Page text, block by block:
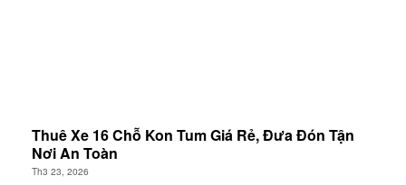
Thuê Xe 16 Chỗ Kon Tum Giá Rẻ, Đưa Đón Tận
Nơi An Toàn
Th3 23, 2026